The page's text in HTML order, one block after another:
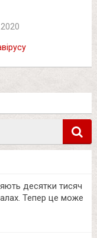
десятки тисяч
Тепер це може